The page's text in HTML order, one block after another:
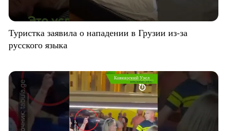
Туристка заявила о нападении в Грузии из-за
русского языка